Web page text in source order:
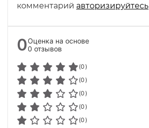
комментарий авторизируйтесь
0Оценка на основе
0 отзывов
(0)
(0)
(0)
(0)
(0)